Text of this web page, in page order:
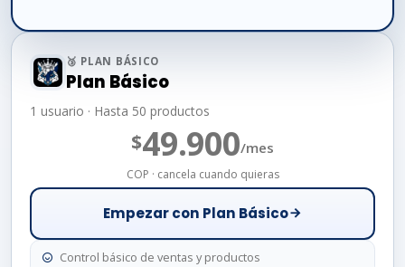
🥉 PLAN BÁSICO
Plan Básico
1 usuario · Hasta 50 productos
$49.900/mes
COP · cancela cuando quieras
Empezar con Plan Básico
Control básico de ventas y productos